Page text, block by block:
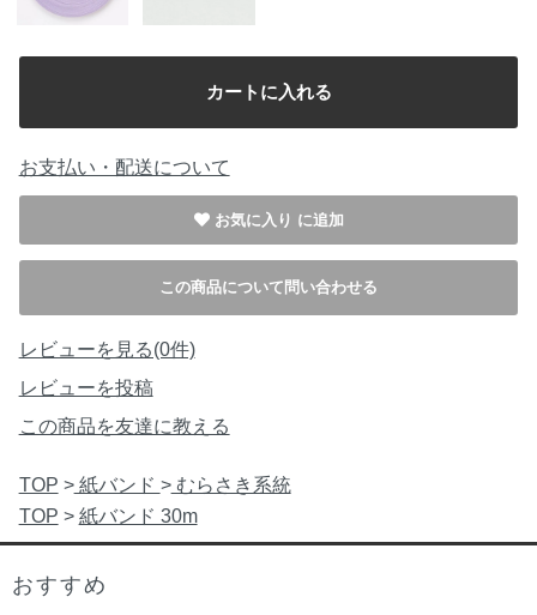
お支払い・配送について
お気に入り
この商品について問い合わせる
レビューを見る(0件)
レビューを投稿
この商品を友達に教える
TOP >紙バンド >むらさき系統
TOP > 紙バンド 30m
おすすめ